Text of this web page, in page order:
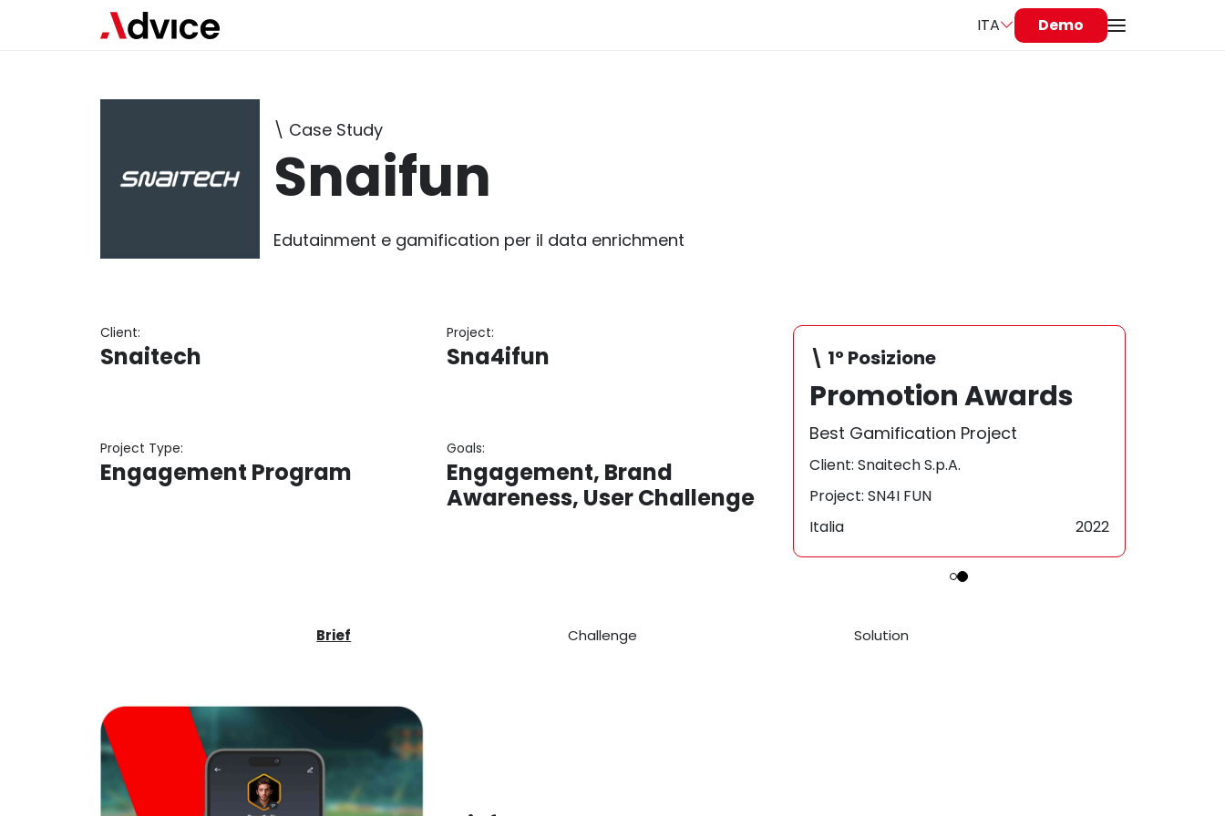
ITA Demo
\ Case Study
Snaifun
Edutainment e gamification per il data enrichment
Client:
Snaitech
Project:
Sna4ifun
Project Type:
Engagement Program
Goals:
Engagement, Brand
Awareness, User Challenge
\ 1° Posizione
Promotion Awards
Best of the Best
Client: Snaitech S.p.A.
Project: SN4I FUN
Italia
2022
Brief Challenge Solution